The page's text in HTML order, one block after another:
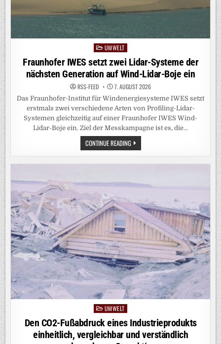
Posted
in
UMWELT
Fraunhofer IWES setzt zwei Lidar-Systeme der
nächsten Generation auf Wind-Lidar-Boje ein
RSS-FEED 7. AUGUST 2026
Das Fraunhofer-Institut für Windenergiesysteme IWES setzt
erstmals zwei verschiedene Arten von Profiling-Lidar-
Systemen gleichzeitig auf einer Fraunhofer IWES Wind-
Lidar-Boje ein. Ziel der Messkampagne ist es, die…
CONTINUE READINGFRAUNHOFER
IWES
SETZT
ZWEI
DER
NÄCHSTEN
AUF
WIND-
LIDAR-
BOJE
EIN
PostedUMWELT
Den CO2-Fußabdruck eines Industrieprodukts
einheitlich, vergleichbar und verständlich